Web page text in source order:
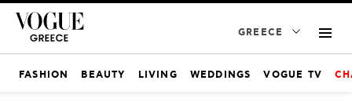
GREECE
FASHION BEAUTY LIVING WEDDINGS VOGUE TV